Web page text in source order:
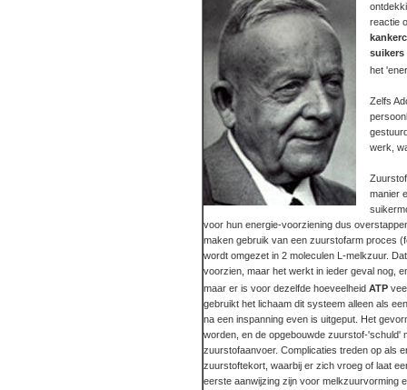
reactie
suikers
het
Zelfs
werk,
manier
voor hun energie-voorziening dus
maken gebruik van een zuurstofarm proces
wordt omgezet in 2 moleculen L-melkzuur.
voorzien, maar het werkt in ieder geval nog,
maar er is voor dezelfde hoeveelheid ATP
gebruikt het lichaam dit systeem alleen als
na een inspanning even is uitgeput. Het
worden, en de opgebouwde zuurstof-'schuld'
zuurstofaanvoer. Complicaties treden op als
zuurstoftekort, waarbij er zich vroeg of laat
eerste aanwijzing zijn voor melkzuurvorming